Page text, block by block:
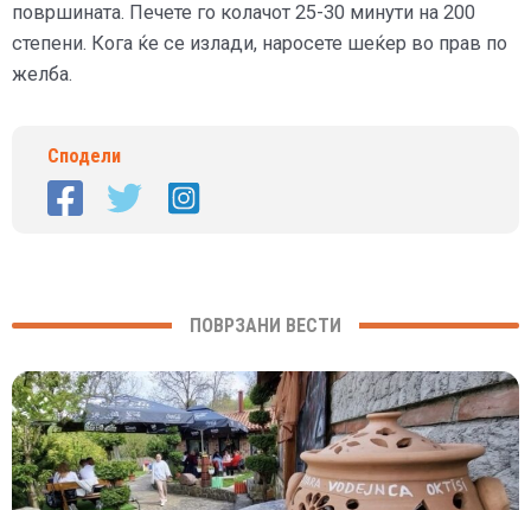
површината. Печете го колачот 25-30 минути на 200
степени. Кога ќе се излади, наросете шеќер во прав по
желба.
Сподели
ПОВРЗАНИ ВЕСТИ